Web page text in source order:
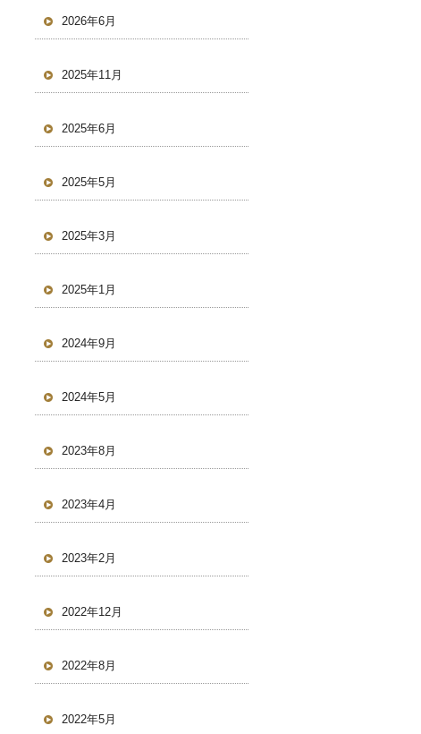
2026年6月
2025年11月
2025年6月
2025年5月
2025年3月
2025年1月
2024年9月
2024年5月
2023年8月
2023年4月
2023年2月
2022年12月
2022年8月
2022年5月